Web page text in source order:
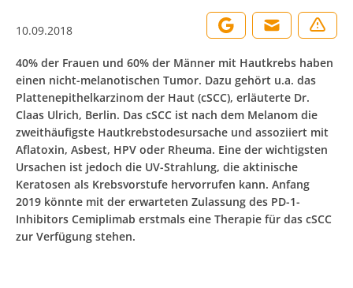
10.09.2018
40% der Frauen und 60% der Männer mit Hautkrebs haben
einen nicht-melanotischen Tumor. Dazu gehört u.a. das
Plattenepithelkarzinom der Haut (cSCC), erläuterte Dr.
Claas Ulrich, Berlin. Das cSCC ist nach dem Melanom die
zweithäufigste Hautkrebstodesursache und assoziiert mit
Aflatoxin, Asbest, HPV oder Rheuma. Eine der wichtigsten
Ursachen ist jedoch die UV-Strahlung, die aktinische
Keratosen als Krebsvorstufe hervorrufen kann. Anfang
2019 könnte mit der erwarteten Zulassung des PD-1-
Inhibitors Cemiplimab erstmals eine Therapie für das cSCC
zur Verfügung stehen.